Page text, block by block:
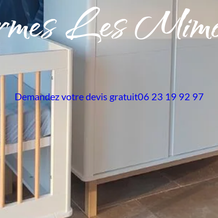
Les
Demandez votre devis gratuit06 23 19 92 97